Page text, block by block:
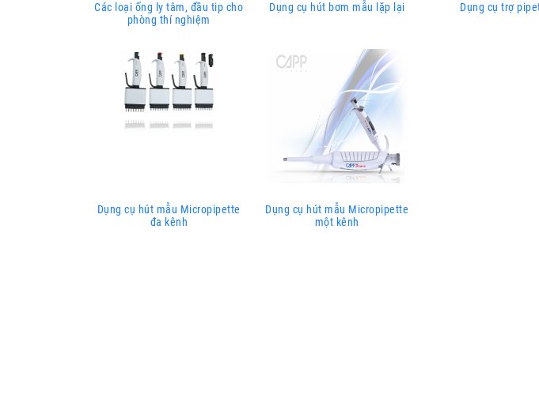
Các loại ống ly tâm, đầu tip cho
phòng thí nghiệm
Dụng cụ hút bơm mẫu lặp lại Dụng cụ trợ
Dụng cụ hút mẫu Micropipette
đa kênh
Dụng cụ hút mẫu Micropipette
một kênh